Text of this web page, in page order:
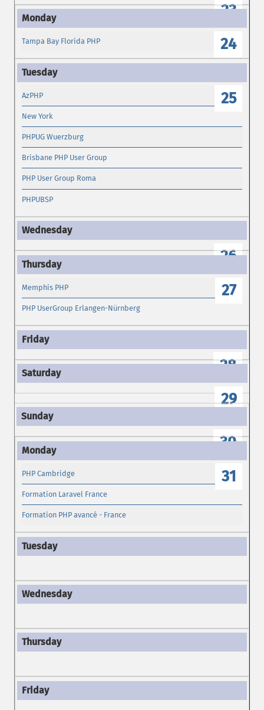
23
24
Tampa Bay Florida PHP
25
AzPHP
New York
PHPUG Wuerzburg
Brisbane PHP User Group
PHP User Group Roma
PHPUBSP
26
27
Memphis PHP
PHP UserGroup Erlangen-Nürnberg
28
29
30
31
PHP Cambridge
Formation Laravel France
Formation PHP avancé - France